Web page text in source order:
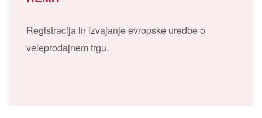
Registracija in izvajanje evropske uredbe o
veleprodajnem trgu.